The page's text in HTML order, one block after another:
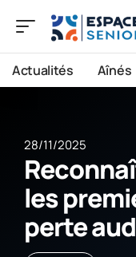
Actualités Aînés
28/11/2025
les
perte